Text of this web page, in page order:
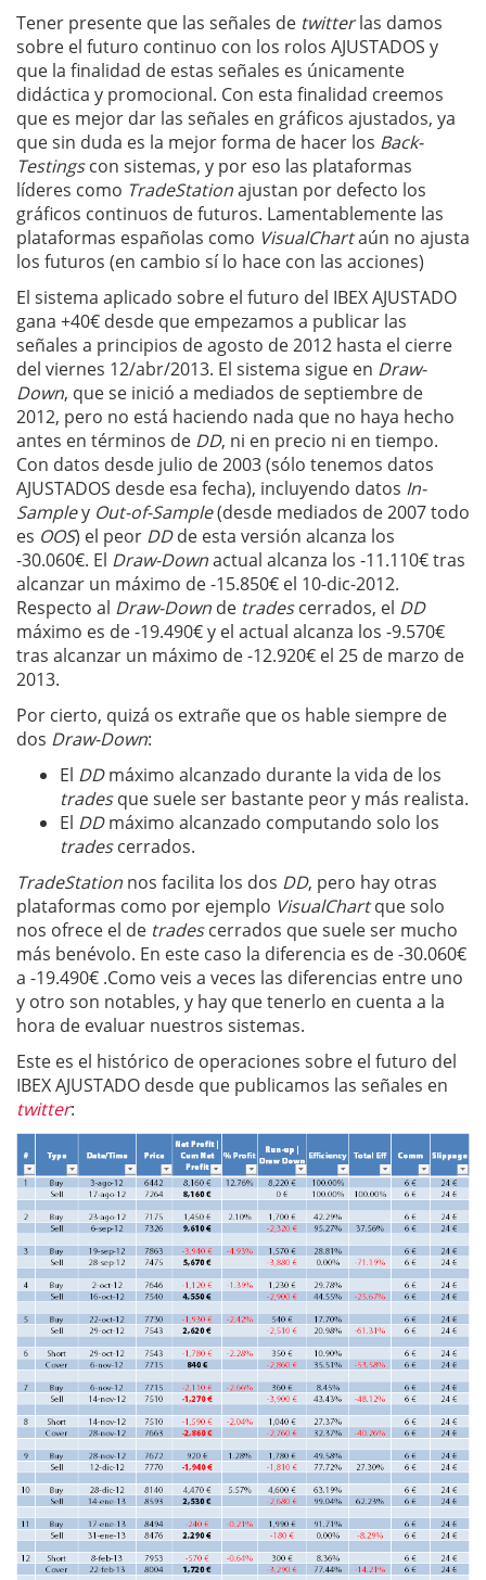
Tener presente que las señales de twitterlas damos
sobre el futuro continuo con los rolos AJUSTADOS y
que la finalidad de estas señales es únicamente
didáctica y promocional. Con esta finalidad creemos
que es mejor dar las señales en gráficos ajustados, ya
que sin duda es la mejor forma de hacer los Back-
Testingscon sistemas, y por eso las plataformas
líderes como TradeStationajustan por defecto los
gráficos continuos de futuros. Lamentablemente las
plataformas españolas como VisualChartaún no ajusta
los futuros (en cambio sí lo hace con las acciones)
El sistema aplicado sobre el futuro del IBEX AJUSTADO
gana +40€ desde que empezamos a publicar las
señales a principios de agosto de 2012 hasta el cierre
del viernes 12/abr/2013. El sistema sigue en Draw-
Down, que se inició a mediados de septiembre de
2012, pero no está haciendo nada que no haya hecho
antes en términos de DD, ni en precio ni en tiempo.
Con datos desde julio de 2003 (sólo tenemos datos
AJUSTADOS desde esa fecha), incluyendo datos In-
Sampley Out-of-Sample(desde mediados de 2007 todo
es OOS) el peor DDde esta versión alcanza los
-30.060€. El Draw-Downactual alcanza los -11.110€ tras
alcanzar un máximo de -15.850€ el 10-dic-2012.
Respecto al Draw-Down de tradescerrados, el DD
máximo es de -19.490€ y el actual alcanza los -9.570€
tras alcanzar un máximo de -12.920€ el 25 de marzo de
2013.
Por cierto, quizá os extrañe que os hable siempre de
dos Draw-Down:
El DDmáximo alcanzado durante la vida de los
tradesque suele ser bastante peor y más realista.
El DDmáximo alcanzado computando solo los
tradescerrados.
TradeStation nos facilita los dos DD, pero hay otras
plataformas como por ejemplo VisualChartque solo
nos ofrece el de tradescerrados que suele ser mucho
más benévolo. En este caso la diferencia es de -30.060€
a -19.490€ .Como veis a veces las diferencias entre uno
y otro son notables, y hay que tenerlo en cuenta a la
hora de evaluar nuestros sistemas.
Este es el histórico de operaciones sobre el futuro del
IBEX AJUSTADO desde que publicamos las señales en
twitter: